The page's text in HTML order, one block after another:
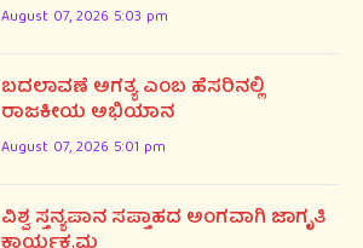
August 07, 2026 5:03 pm
ಬದಲಾವಣೆ ಅಗತ್ಯ ಎಂಬ ಹೆಸರಿನಲ್ಲಿ
ರಾಜಕೀಯ ಅಭಿಯಾನ
August 07, 2026 5:01 pm
ವಿಶ್ವ ಸ್ತನ್ಯಪಾನ ಸಪ್ತಾಹದ ಅಂಗವಾಗಿ ಜಾಗೃತಿ